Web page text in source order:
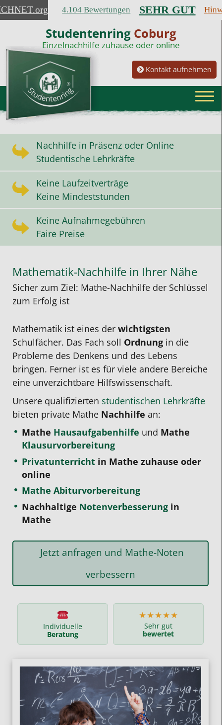
.org 4.104 Bewertungen SEHR GUT
Studentenring Coburg
Einzelnachhilfe zuhause oder online
Kontakt aufnehmen
Nachhilfe in Präsenz oder Online
Studentische Lehrkräfte
Keine Laufzeitverträge
Keine Mindeststunden
Keine Aufnahmegebühren
Faire Preise
Mathematik-Nachhilfe in Ihrer Nähe
Sicher zum Ziel: Mathe-Nachhilfe der Schlüssel
zum Erfolg ist
Mathematik ist eines der wichtigsten
Schulfächer. Das Fach soll Ordnung in die
Probleme des Denkens und des Lebens
bringen. Ferner ist es für viele andere Bereiche
eine unverzichtbare Hilfswissenschaft.
Unsere qualifizierten studentischen Lehrkräfte
bieten private Mathe Nachhilfe an:
Mathe Hausaufgabenhilfe und Mathe
Klausurvorbereitung
Privatunterricht in Mathe zuhause oder
online
Mathe Abiturvorbereitung
Nachhaltige Notenverbesserung in
Mathe
Jetzt anfragen und Mathe-Noten
verbessern
Individuelle
Beratung
★★★★★
Sehr gut
bewertet